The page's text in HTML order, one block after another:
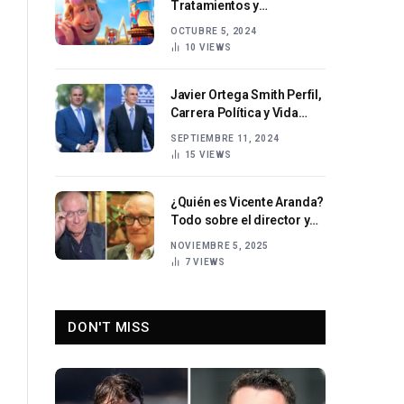
Tratamientos y
OCTUBRE 5, 2024
10 VIEWS
Javier Ortega Smith Perfil,
Carrera Política y Vida
SEPTIEMBRE 11, 2024
15 VIEWS
¿Quién es Vicente Aranda?
Todo sobre el director y
NOVIEMBRE 5, 2025
7VIEWS
DON'T MISS